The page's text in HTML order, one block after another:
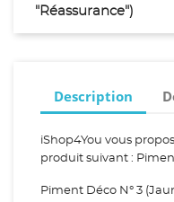
"Réassurance")
Description
iShop4You vous
produit suivant :
Piment Déco N° 3